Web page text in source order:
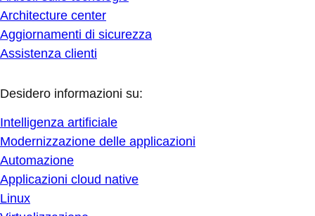
Architecture center
Aggiornamenti di sicurezza
Assistenza clienti
Desidero informazioni su:
Intelligenza artificiale
Modernizzazione delle applicazioni
Automazione
Applicazioni cloud native
Linux